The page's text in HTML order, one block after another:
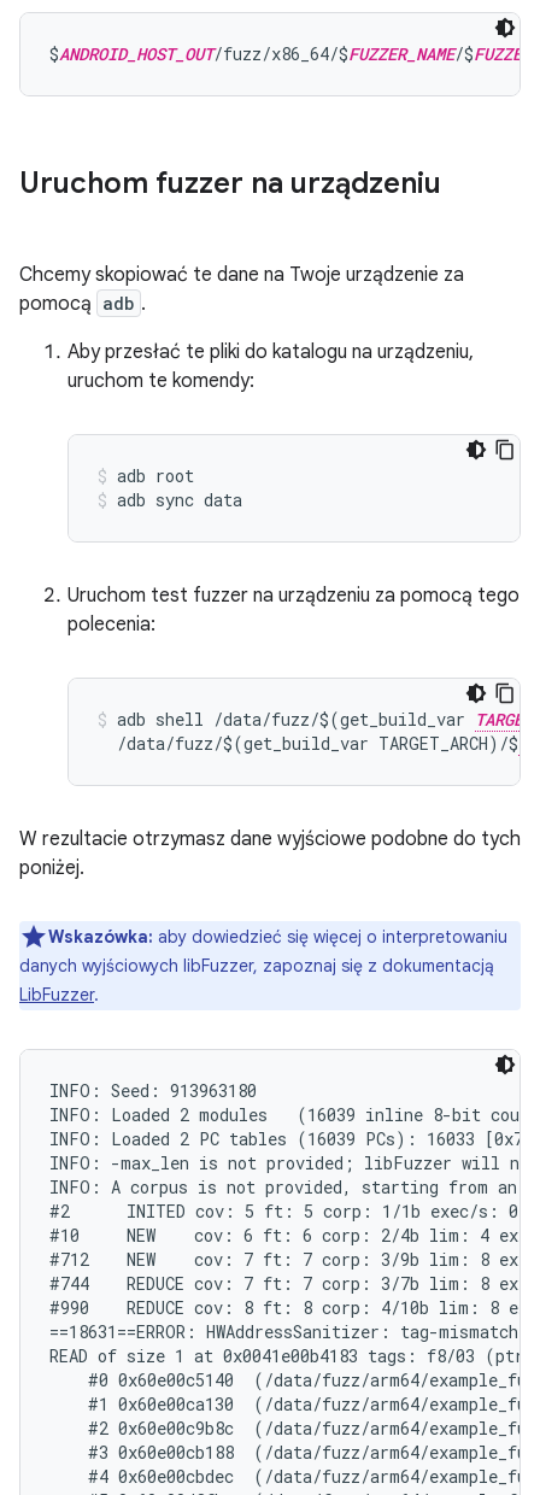
$ANDROID_HOST_OUT/fuzz/x86_64/$FUZZER_NAME/$
Uruchom fuzzer na urządzeniu
Chcemy skopiować te dane na Twoje urządzenie za
pomocą adb .
Aby przesłać te pliki do katalogu na urządzeniu,
uruchom te komendy:
adb root
adb sync data
Uruchom test fuzzer na urządzeniu za pomocą tego
polecenia:
adb shell /data/fuzz/$(get_build_var
  /data/fuzz/$(get_build_var TARGET_ARCH)/$
W rezultacie otrzymasz dane wyjściowe podobne do tych
poniżej.
Wskazówka: aby dowiedzieć się więcej o interpretowaniu
danych wyjściowych libFuzzer, zapoznaj się z dokumentacją
LibFuzzer.
INFO: Seed: 913963180
INFO: Loaded 2 modules   (16039 inline 8-bit
INFO: Loaded 2 PC tables (16039 PCs): 16033
INFO: -max_len is not provided; libFuzzer will
INFO: A corpus is not provided, starting from an
#2	INITED cov: 5 ft: 5 corp: 1/1b exec/s: 0 rss: 24Mb
#10	NEW    cov: 6 ft: 6 corp: 2/4b lim: 4 exec/s: 0 rss: 24Mb L: 3/3 MS: 3 CopyPart-ChangeByte-InsertByte-
#712	NEW    cov: 7 ft: 7 corp: 3/9b lim: 8 exec/s: 0 rss: 24Mb L: 5/5 MS: 2 InsertByte-InsertByte-
#744	REDUCE cov: 7 ft: 7 corp: 3/7b lim: 8 exec/s: 0 rss: 25Mb L: 3/3 MS: 2 ShuffleBytes-EraseBytes-
#990	REDUCE cov: 8 ft: 8 corp: 4/10b lim: 8 exec/s: 0 rss: 25Mb L: 3/3 MS: 1 ChangeByte-
==18631==ERROR: HWAddressSanitizer: tag-mismatch
READ of size 1 at 0x0041e00b4183 tags: f8/03 (ptr/
#0 0x60e00c5140  (/data/fuzz/arm64/
#1 0x60e00ca130  (/data/fuzz/arm64/
#2 0x60e00c9b8c  (/data/fuzz/arm64/
#3 0x60e00cb188  (/data/fuzz/arm64/
#4 0x60e00cbdec  (/data/fuzz/arm64/